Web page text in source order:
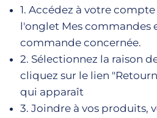
1. Accédez à votre
l'onglet Mes commandes
commande concernée.
2. Sélectionnez la raison
cliquez sur le lien
qui apparaît
3. Joindre à vos produits,